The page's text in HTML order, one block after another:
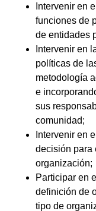
Intervenir en
funciones de
de entidades
Intervenir en
políticas de
metodología
e
sus
comunidad;
Intervenir en
decisión para
organización;
Participar en
definición de
tipo de